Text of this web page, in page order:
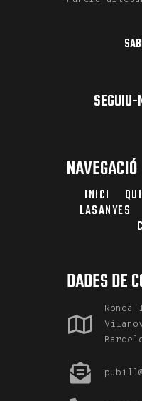
NAVEGACIÓ
INICI
LASANYES
DADES DE